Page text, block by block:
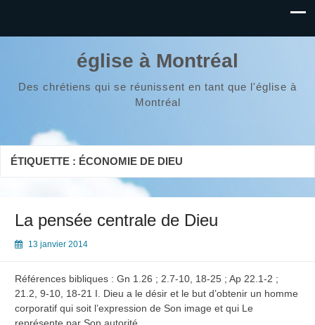
église à Montréal
Des chrétiens qui se réunissent en tant que l'église à
Montréal
ÉTIQUETTE : ÉCONOMIE DE DIEU
La pensée centrale de Dieu
13 janvier 2014
Références bibliques : Gn 1.26 ; 2.7-10, 18-25 ; Ap 22.1-2 ;
21.2, 9-10, 18-21 I. Dieu a le désir et le but d’obtenir un homme
corporatif qui soit l’expression de Son image et qui Le